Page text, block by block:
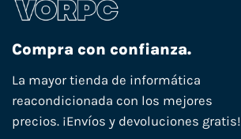
Compra con confianza.
La mayor tienda de informática
reacondicionada con los mejores
precios. ¡Envíos y devoluciones gratis!